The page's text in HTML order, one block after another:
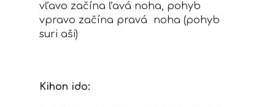
vľavo začína ľavá noha, pohyb
vpravo začína pravá noha (pohyb
suri aši)
Kihon ido: